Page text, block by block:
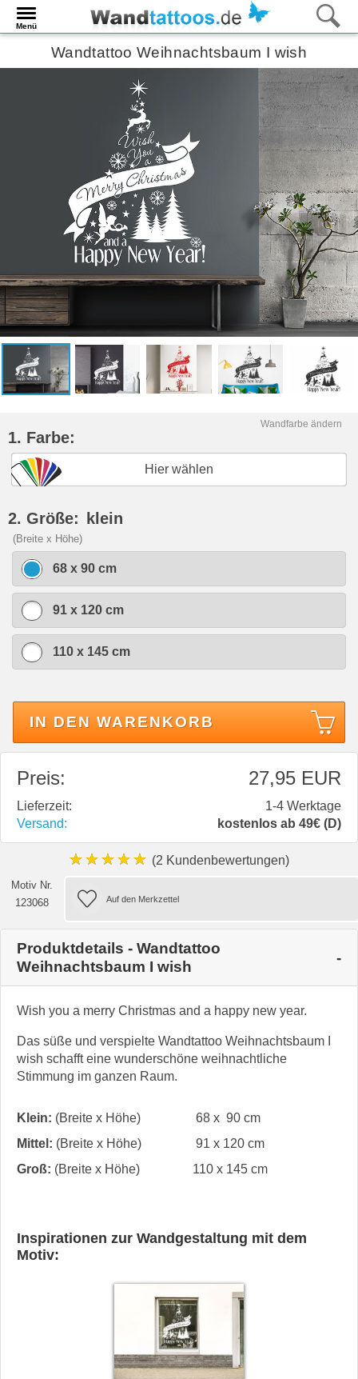
Menü
Wandtattoo Weihnachtsbaum I wish
Wandfarbe ändern
1. Farbe:
Hier wählen
2. Größe: klein
(Breite x Höhe)
68 x 90 cm
91 x 120 cm
110 x 145 cm
IN DEN WARENKORB
Preis: 27,95 EUR
Lieferzeit:
1-4 Werktage
Versand:
kostenlos ab 49€ (D)
★★★★★ (2 Kundenbewertungen)
Motiv Nr.
123068
Produktdetails - Wandtattoo
Weihnachtsbaum I wish
Wish you a merry Christmas and a happy new year.
Das süße und verspielte Wandtattoo Weihnachtsbaum I
wish schafft eine wunderschöne weihnachtliche
Stimmung im ganzen Raum.
Klein: (Breite x Höhe)
68 x 90 cm
Mittel: (Breite x Höhe)
91 x 120 cm
Groß: (Breite x Höhe) 110 x 145 cm
Inspirationen zur Wandgestaltung mit dem
Motiv: